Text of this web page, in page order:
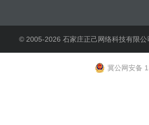
© 2005-2026 石家庄正己网络科技有限
冀公网安备